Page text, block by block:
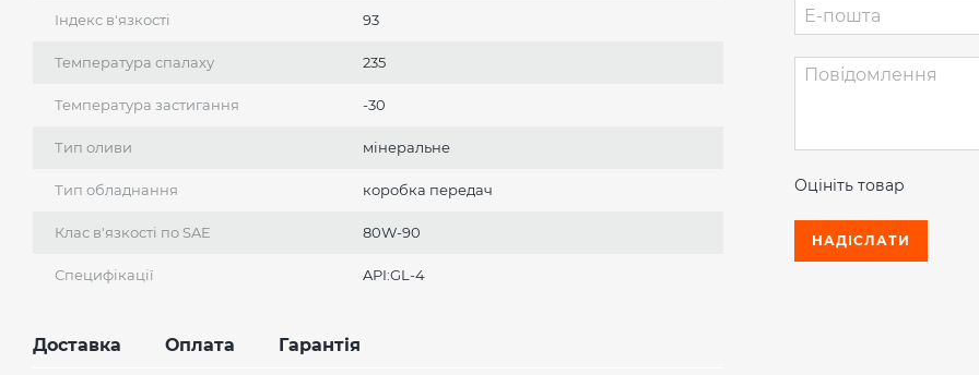
Індекс в'язкості 93
Температура спалаху 235
Температура застигання -30
Тип оливи мінеральне
Тип обладнання коробка передач
Клас в'язкості по SAE 80W-90
Специфікації API:GL-4
Доставка Оплата Гарантія
Термостабільність:
до окислення.
Чистота трансмісії:
Оцініть товар
НАДІСЛАТИ